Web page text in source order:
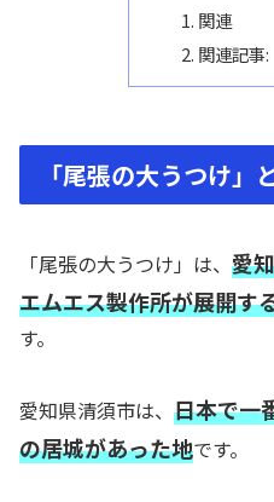
関連
関連記事:
「尾張の大うつけ」
「尾張の大うつけ」は、 愛
エムエス製作所が展開す
す。
愛知県清須市は、 日本で一
の居城があった地です。